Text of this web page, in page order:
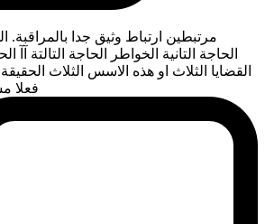
مرتبطين ارتباط وثيق جدا بالمراقبة.
الحاجة التانية الخواطر الحاجة التالتة آآ
القضايا الثلاث او هذه الاسس الثلاث
فعلا